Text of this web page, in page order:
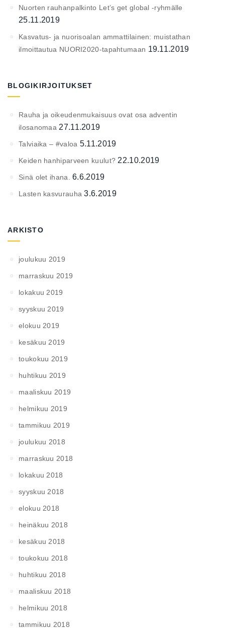
Nuorten rauhanpalkinto Let’s get global -ryhmälle
25.11.2019
Kasvatus- ja nuorisoalan ammattilainen: muistathan
ilmoittautua NUORI2020-tapahtumaan 19.11.2019
BLOGIKIRJOITUKSET
Rauha ja oikeudenmukaisuus ovat osa adventin
ilosanomaa 27.11.2019
Talviaika – #valoa 5.11.2019
Keiden hanhiparveen kuulut? 22.10.2019
Sinä olet ihana. 6.6.2019
Lasten kasvurauha 3.6.2019
ARKISTO
joulukuu 2019
marraskuu 2019
lokakuu 2019
syyskuu 2019
elokuu 2019
kesäkuu 2019
toukokuu 2019
huhtikuu 2019
maaliskuu 2019
helmikuu 2019
tammikuu 2019
joulukuu 2018
marraskuu 2018
lokakuu 2018
syyskuu 2018
elokuu 2018
heinäkuu 2018
kesäkuu 2018
toukokuu 2018
huhtikuu 2018
maaliskuu 2018
helmikuu 2018
tammikuu 2018